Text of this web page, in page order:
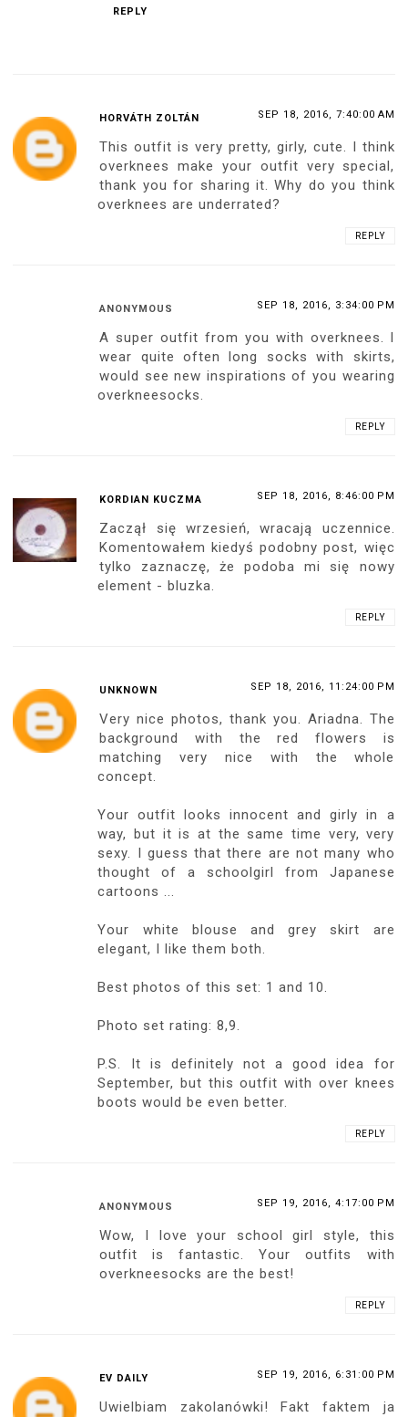
REPLY
HORVÁTH ZOLTÁN SEP 18, 2016, 7:40:00 AM
This outfit is very pretty, girly, cute. I think
overknees make your outfit very special,
thank you for sharing it. Why do you think
overknees are underrated?
REPLY
ANONYMOUS SEP 18, 2016, 3:34:00 PM
A super outfit from you with overknees. I
wear quite often long socks with skirts,
would see new inspirations of you wearing
overkneesocks.
REPLY
KORDIAN KUCZMA SEP 18, 2016, 8:46:00 PM
Zaczął się wrzesień, wracają uczennice.
Komentowałem kiedyś podobny post, więc
tylko zaznaczę, że podoba mi się nowy
element - bluzka.
REPLY
UNKNOWN SEP 18, 2016, 11:24:00 PM
Very nice photos, thank you. Ariadna. The
background with the red flowers is
matching very nice with the whole
concept.
Your outfit looks innocent and girly in a
way, but it is at the same time very, very
sexy. I guess that there are not many who
thought of a schoolgirl from Japanese
cartoons ...
Your white blouse and grey skirt are
elegant, I like them both.
Best photos of this set: 1 and 10.
Photo set rating: 8,9.
P.S. It is definitely not a good idea for
September, but this outfit with over knees
boots would be even better.
REPLY
ANONYMOUS SEP 19, 2016, 4:17:00 PM
Wow, I love your school girl style, this
outfit is fantastic. Your outfits with
overkneesocks are the best!
REPLY
EV DAILY SEP 19, 2016, 6:31:00 PM
Uwielbiam zakolanówki! Fakt faktem ja